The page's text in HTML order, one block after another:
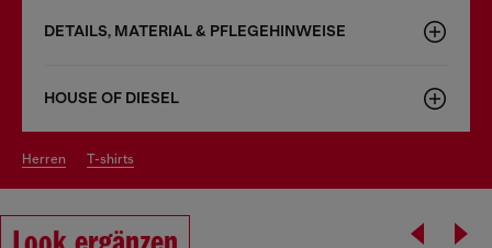
DETAILS, MATERIAL & PFLEGEHINWEISE
HOUSE OF DIESEL
herren t-shirts